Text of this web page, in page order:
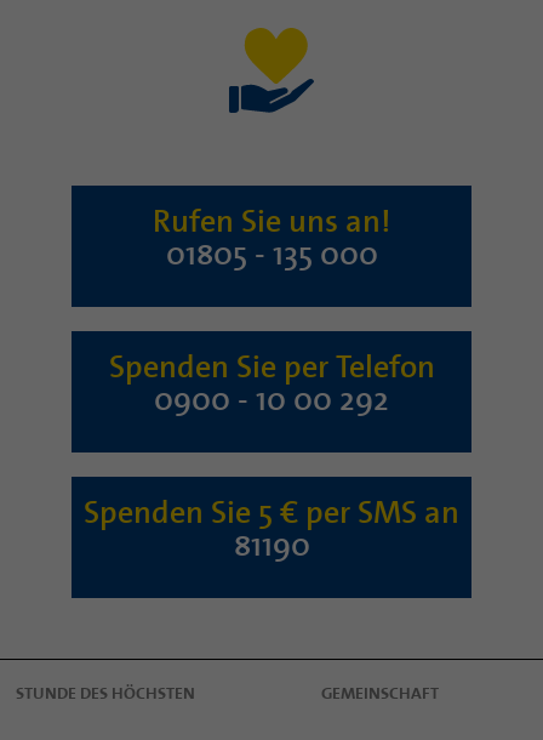
Rufen Sie uns an!
01805 - 135 000
Spenden Sie per Telefon
0900 - 10 00 292
Spenden Sie 5 € per SMS an
81190
STUNDE DES HÖCHSTEN GEMEINSCHAFT